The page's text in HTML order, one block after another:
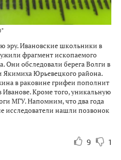
эру. Ивановские школьники в
фрагмент ископаемого
Они обследовали берега Волги в
Якимиха Юрьевецкого района.
в раковине грифеи пополнит
Кроме того, уникальную
МГУ. Напомним, что два года
исследователи нашли позвонок
9 1